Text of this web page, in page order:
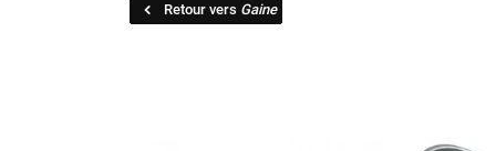
Climatiseur mobile résidentiel et
Retour vers Gaine